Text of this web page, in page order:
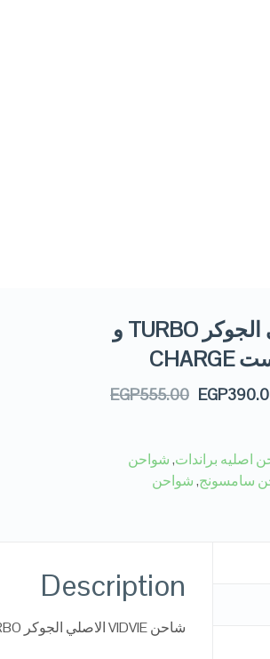
شاحن VIDVIE الاصلي الجوكر TURBO و
EGP555.00 EGP
اصليه براندات,شواحن
سامسونج,شواحن
Description
شاحن VIDVIE الاصلي الجوكر TURBO و VOOC 3.0. وسوبر فاست CHARGE